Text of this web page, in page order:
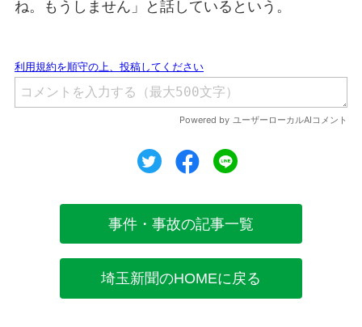
ね。もうしません」と話しているという。
ツイートシェア
事件・事故の記事一覧
埼玉新聞のHOMEに戻る